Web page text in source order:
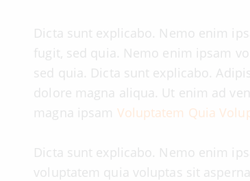
Dicta sunt explicabo. Nemo enim
fugit, sed quia. Nemo enim ipsam
sed quia. Dicta sunt explicabo.
dolore magna aliqua. Ut enim ad
magna ipsam Voluptatem Quia
Dicta sunt explicabo. Nemo enim
voluptatem quia voluptas sit